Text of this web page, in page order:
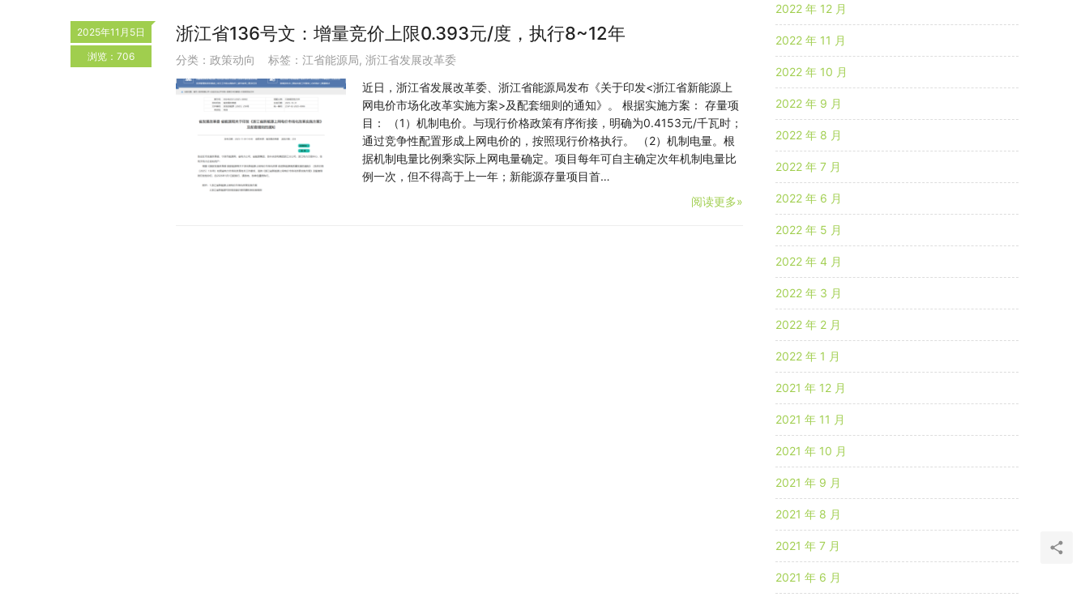
2025年11月5日
浏览：706
浙江省136号文：增量竞价上限0.393元/度，执行8~12年
分类： 政策动向 标签： 江省能源局, 浙江省发展改革委
近日，浙江省发展改革委、浙江省能源局发布《关于印发<浙江省新能源上
网电价市场化改革实施方案>及配套细则的通知》。 根据实施方案： 存量项
目： （1）机制电价。与现行价格政策有序衔接，明确为0.4153元/千瓦时；
通过竞争性配置形成上网电价的，按照现行价格执行。 （2）机制电量。根
据机制电量比例乘实际上网电量确定。项目每年可自主确定次年机制电量比
例一次，但不得高于上一年；新能源存量项目首…
阅读更多»
2022 年 12 月
2022 年 11 月
2022 年 10 月
2022 年 9 月
2022 年 8 月
2022 年 7 月
2022 年 6 月
2022 年 5 月
2022 年 4 月
2022 年 3 月
2022 年 2 月
2022 年 1 月
2021 年 12 月
2021 年 11 月
2021 年 10 月
2021 年 9 月
2021 年 8 月
2021 年 7 月
2021 年 6 月